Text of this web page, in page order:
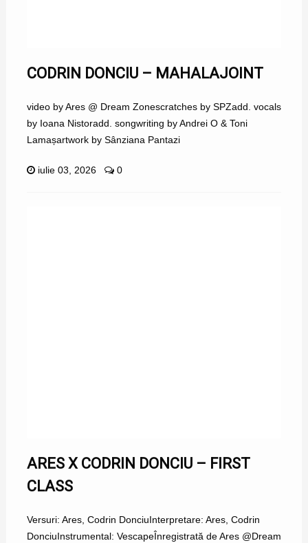
CODRIN DONCIU – MAHALAJOINT
video by Ares @ Dream Zonescratches by SPZadd. vocals
by Ioana Nistoradd. songwriting by Andrei O & Toni
Lamașartwork by Sânziana Pantazi
iulie 03, 2026 0
ARES X CODRIN DONCIU – FIRST
CLASS
Versuri: Ares, Codrin DonciuInterpretare: Ares, Codrin
DonciuInstrumental: VescapeÎnregistrată de Ares @Dream